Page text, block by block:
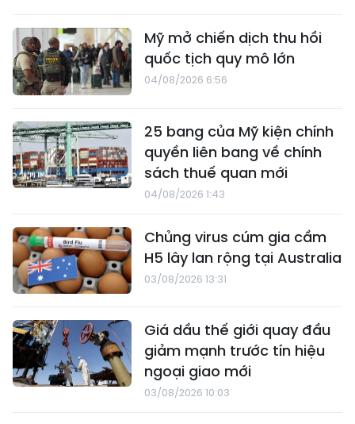
Mỹ mở chiến dịch thu hồi
quốc tịch quy mô lớn
04/08/2026 6:56
25 bang của Mỹ kiện chính
quyền liên bang về chính
sách thuế quan mới
04/08/2026 1:43
Chủng virus cúm gia cầm
H5 lây lan rộng tại Australia
03/08/2026 13:31
Giá dầu thế giới quay đầu
giảm mạnh trước tín hiệu
ngoại giao mới
03/08/2026 10:03